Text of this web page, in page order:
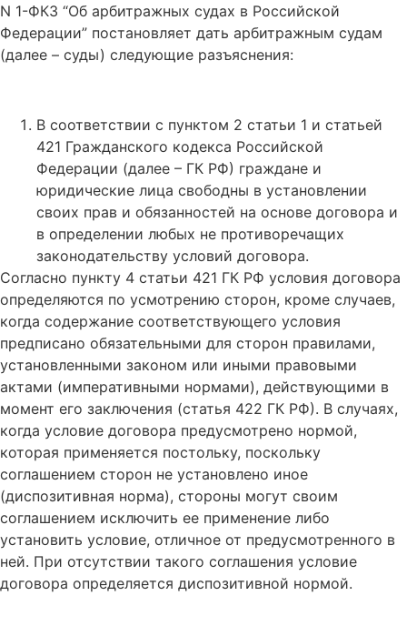
N 1-ФКЗ “Об арбитражных судах в Российской
Федерации” постановляет дать арбитражным судам
(далее – суды) следующие разъяснения:
В соответствии с пунктом 2 статьи 1 и статьей
421 Гражданского кодекса Российской
Федерации (далее – ГК РФ) граждане и
юридические лица свободны в установлении
своих прав и обязанностей на основе договора и
в определении любых не противоречащих
законодательству условий договора.
Согласно пункту 4 статьи 421 ГК РФ условия договора
определяются по усмотрению сторон, кроме случаев,
когда содержание соответствующего условия
предписано обязательными для сторон правилами,
установленными законом или иными правовыми
актами (императивными нормами), действующими в
момент его заключения (статья 422 ГК РФ). В случаях,
когда условие договора предусмотрено нормой,
которая применяется постольку, поскольку
соглашением сторон не установлено иное
(диспозитивная норма), стороны могут своим
соглашением исключить ее применение либо
установить условие, отличное от предусмотренного в
ней. При отсутствии такого соглашения условие
договора определяется диспозитивной нормой.